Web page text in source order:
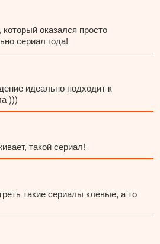
оказался просто
сериал года!
идеально подходит к
)))
такой сериал!
такие сериалы клевые, а то